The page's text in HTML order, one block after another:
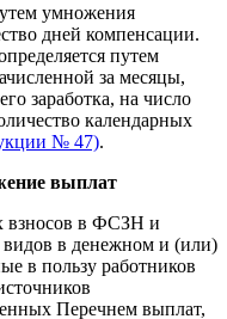
умножения
дней компенсации.
путем
за месяцы,
заработка, на число
календарных
№ 47).
выплат
взносов в ФСЗН и
видов в денежном и (или)
в пользу работников
Перечнем выплат,